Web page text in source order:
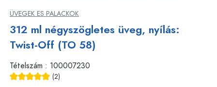
ÜVEGEK ES PALACKOK
312 ml négyszögletes üveg, nyílás:
Twist-Off (TO 58)
Tételszám : 100007230
(2)